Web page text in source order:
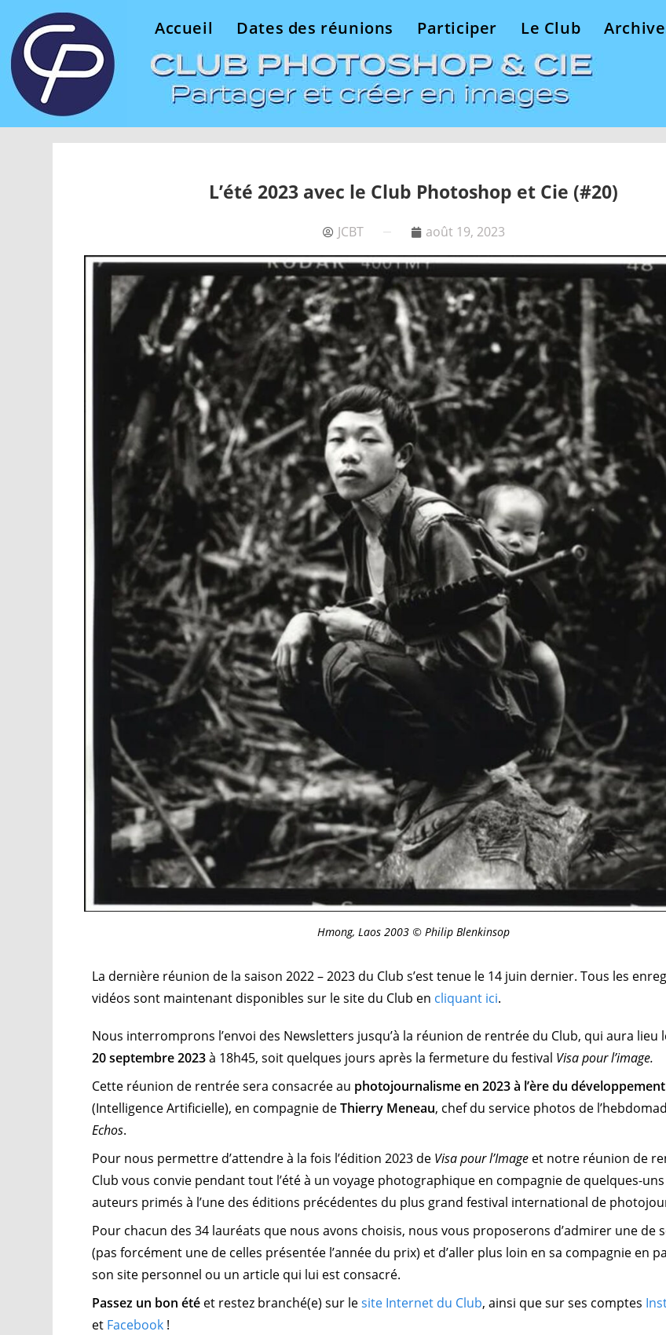
Accueil Dates des réunions Participer Le Club
L’été 2023 avec le Club Photoshop et Cie (#20)
JCBT août 19, 2023
Hmong, Laos 2003 © Philip Blenkinsop
La dernière réunion de la saison 2022 – 2023 du Club s’est tenue le 14 juin dernier. Tous les
vidéos sont maintenant disponibles sur le site du Club en cliquant ici.
Nous interromprons l’envoi des Newsletters jusqu’à la réunion de rentrée du Club, qui aura lieu
20 septembre 2023à 18h45, soit quelques jours après la fermeture du festival Visa pour l’image.
Cette réunion de rentrée sera consacrée au photojournalisme en 2023 à l’ère du développement
(Intelligence Artificielle), en compagnie deThierry Meneau, chef du service photos de
Echos.
Pour nous permettre d’attendre à la fois l’édition 2023 de Visa pour l’Image et notre réunion de
Club vous convie pendant tout l’été à un voyage photographique en compagnie de quelques-
auteurs primés à l’une des éditions précédentes du plus grand festival international de
Pour chacun des 34 lauréats que nous avons choisis, nous vous proposerons d’admirer une de
(pas forcément une de celles présentée l’année du prix) et d’aller plus loin en sa compagnie en
son site personnel ou un article qui lui est consacré.
Passez un bon été et restez branché(e) sur lesite Internet du Club, ainsi que sur ses comptes
et Facebook !